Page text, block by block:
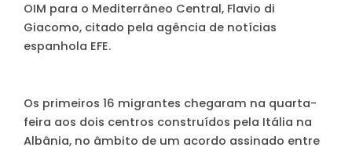
OIM para o Mediterrâneo Central, Flavio di
Giacomo, citado pela agência de notícias
espanhola EFE.
Os primeiros 16 migrantes chegaram na quarta-
feira aos dois centros construídos pela Itália na
Albânia, no âmbito de um acordo assinado entre